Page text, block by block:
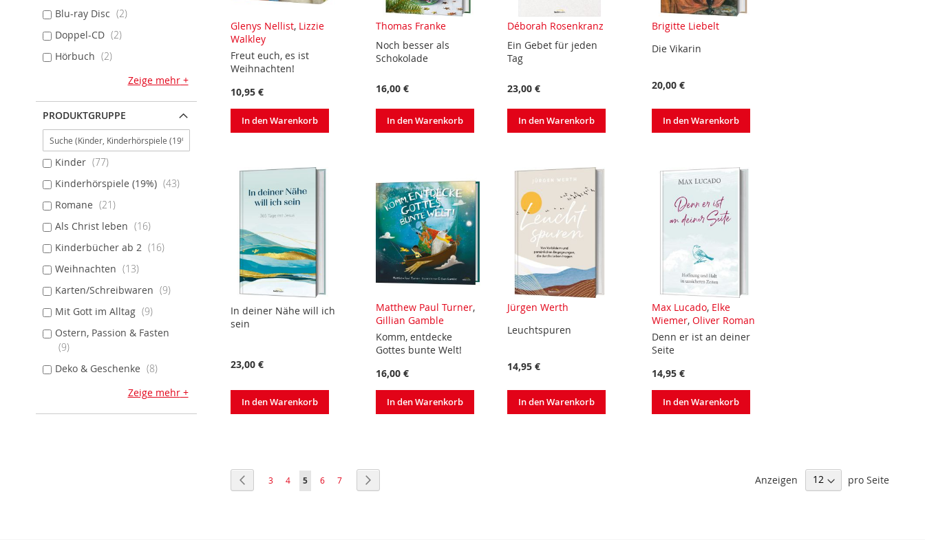
Glenys Nellist, Lizzie
Walkley
Freut euch, es ist
Weihnachten!
10,95 €
In den Warenkorb
Thomas Franke
Noch besser als
Schokolade
16,00 €
In den Warenkorb
Déborah Rosenkranz
Ein Gebet für jeden
Tag
23,00 €
In den Warenkorb
Brigitte Liebelt
Die Vikarin
20,00 €
In den Warenkorb
In deiner Nähe will ich
sein
23,00 €
In den Warenkorb
Matthew Paul Turner,
Gillian Gamble
Komm, entdecke
Gottes bunte Welt!
16,00 €
In den Warenkorb
Jürgen Werth
Leuchtspuren
14,95 €
In den Warenkorb
Max Lucado, Elke
Wiemer,Oliver Roman
Denn er ist an deiner
Seite
14,95 €
In den Warenkorb
SeiteZurückSeite
3 Seite
4 Sie lesen gerade Seite
5 Seite
6 Seite
7 Anzeigen pro Seite
Blu-ray Disc
2
Doppel-CD
2
Hörbuch
2
Zeige mehr
PRODUKTGRUPPE
Kinder
77
Kinderhörspiele (19%)
43
Romane
21
Als Christ leben
16
Kinderbücher ab 2
16
Weihnachten
13
Karten/Schreibwaren
9
Mit Gott im Alltag
9
Ostern, Passion & Fasten
9
Deko & Geschenke
8
Zeige mehr